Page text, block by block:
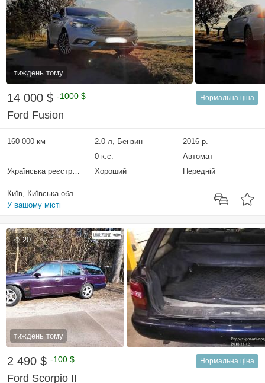
тиждень тому
14 000 $ -1000 $ Нормальна ціна
Ford Fusion
160 000 км 2.0 л, Бензин
2016 р.
0 к.с.
Автомат
Українська реєстрація
Хороший Передній
Київ, Київська обл.
У вашому місті
20
тиждень тому
2 490 $ -100 $ Нормальна ціна
Ford Scorpio II